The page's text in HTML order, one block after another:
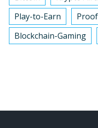
Play-to-Earn
Blockchain-Gaming